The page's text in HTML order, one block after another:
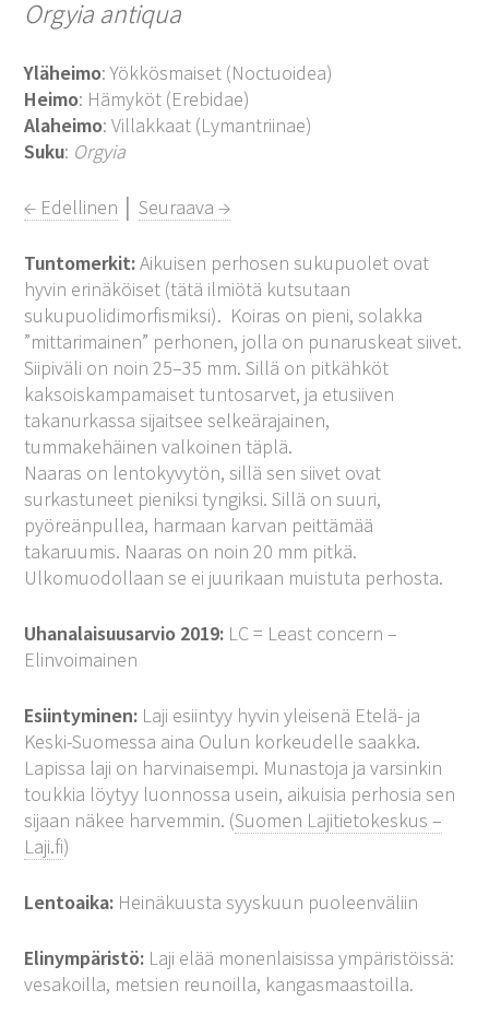
Orgyia antiqua
Yläheimo: Yökkösmaiset (Noctuoidea)
Heimo: Hämyköt (Erebidae)
Alaheimo: Villakkaat (Lymantriinae)
Suku: Orgyia
← Edellinen │Seuraava →
Tuntomerkit:Aikuisen perhosen sukupuolet ovat
hyvin erinäköiset (tätä ilmiötä kutsutaan
sukupuolidimorfismiksi). Koiras on pieni, solakka
”mittarimainen” perhonen, jolla on punaruskeat siivet.
Siipiväli on noin 25–35 mm. Sillä on pitkähköt
kaksoiskampamaiset tuntosarvet, ja etusiiven
takanurkassa sijaitsee selkeärajainen,
tummakehäinen valkoinen täplä.
Naaras on lentokyvytön, sillä sen siivet ovat
surkastuneet pieniksi tyngiksi. Sillä on suuri,
pyöreänpullea, harmaan karvan peittämää
takaruumis. Naaras on noin 20 mm pitkä.
Ulkomuodollaan se ei juurikaan muistuta perhosta.
Uhanalaisuusarvio 2019: LC = Least concern –
Elinvoimainen
Esiintyminen: Laji esiintyy hyvin yleisenä Etelä- ja
Keski-Suomessa aina Oulun korkeudelle saakka.
Lapissa laji on harvinaisempi. Munastoja ja varsinkin
toukkia löytyy luonnossa usein, aikuisia perhosia sen
sijaan näkee harvemmin. (Suomen Lajitietokeskus –
Laji.fi)
Lentoaika: Heinäkuusta syyskuun puoleenväliin
Elinympäristö: Laji elää monenlaisissa ympäristöissä:
vesakoilla, metsien reunoilla, kangasmaastoilla.